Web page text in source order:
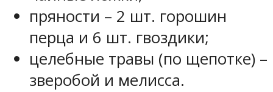
пряности – 2 шт. горошин
перца и 6 шт. гвоздики;
целебные травы (по щепотке) –
зверобой и мелисса.